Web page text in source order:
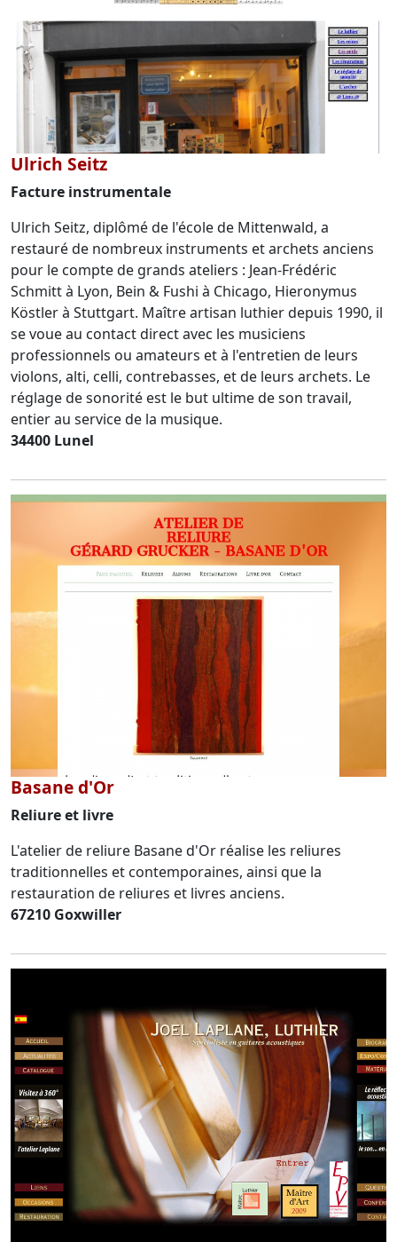
Ulrich Seitz
Facture instrumentale
Ulrich Seitz, diplômé de l'école de Mittenwald, a
restauré de nombreux instruments et archets anciens
pour le compte de grands ateliers : Jean-Frédéric
Schmitt à Lyon, Bein & Fushi à Chicago, Hieronymus
Köstler à Stuttgart. Maître artisan luthier depuis 1990, il
se voue au contact direct avec les musiciens
professionnels ou amateurs et à l'entretien de leurs
violons, alti, celli, contrebasses, et de leurs archets. Le
réglage de sonorité est le but ultime de son travail,
entier au service de la musique.
34400 Lunel
Basane d'Or
Reliure et livre
L'atelier de reliure Basane d'Or réalise les reliures
traditionnelles et contemporaines, ainsi que la
restauration de reliures et livres anciens.
67210 Goxwiller